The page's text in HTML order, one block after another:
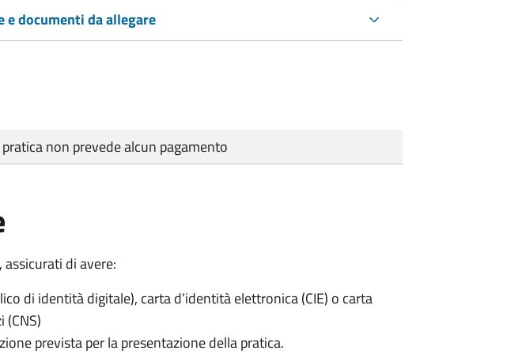
e documenti da allegare
non prevede alcun pagamento
assicurati di avere:
di identità digitale), carta d’identità elettronica (CIE) o carta
(CNS)
prevista per la presentazione della pratica.